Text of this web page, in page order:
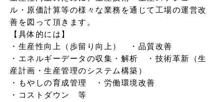
ル・原価計算等の様々な業務を通じて工場の運営改
善を図って頂きます。
【具体的には】
・生産性向上（歩留り向上） ・品質改善
・エネルギーデータの収集・解析 ・技術革新（生
産計画・生産管理のシステム構築）
・もやしの育成管理 ・労働環境改善
・コストダウン 等